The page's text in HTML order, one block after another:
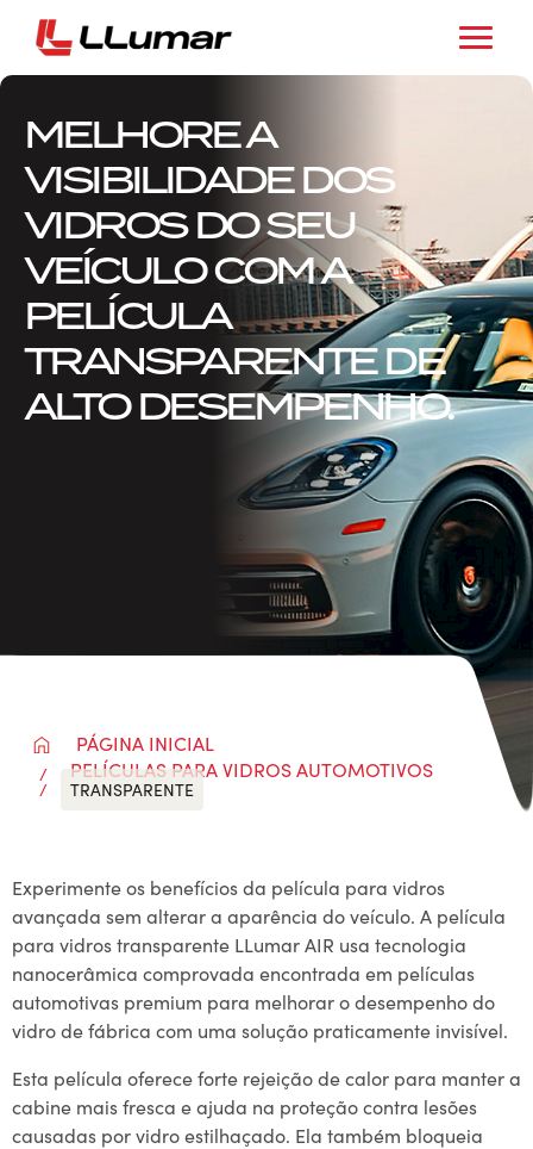
MELHORE A
VISIBILIDADE DOS
VIDROS DO SEU
VEÍCULO COM A
PELÍCULA
TRANSPARENTE DE
ALTO DESEMPENHO.
PÁGINA INICIAL
PELÍCULAS PARA VIDROS AUTOMOTIVOS
TRANSPARENTE
Experimente os benefícios da película para vidros
avançada sem alterar a aparência do veículo. A película
para vidros transparente LLumar AIR usa tecnologia
nanocerâmica comprovada encontrada em películas
automotivas premium para melhorar o desempenho do
vidro de fábrica com uma solução praticamente invisível.
Esta película oferece forte rejeição de calor para manter a
cabine mais fresca e ajuda na proteção contra lesões
causadas por vidro estilhaçado. Ela também bloqueia